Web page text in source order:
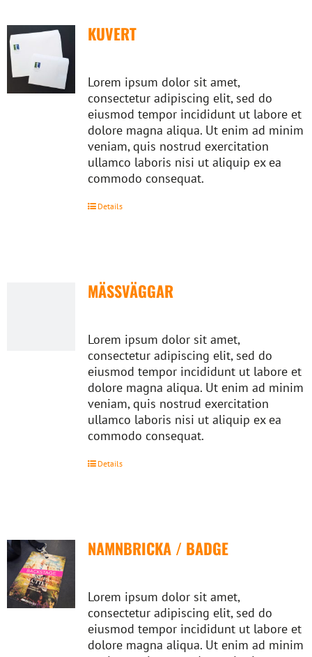
KUVERT
Lorem ipsum dolor sit amet,
consectetur adipiscing elit, sed do
eiusmod tempor incididunt ut labore et
dolore magna aliqua. Ut enim ad minim
veniam, quis nostrud exercitation
ullamco laboris nisi ut aliquip ex ea
commodo consequat.
Details
MÄSSVÄGGAR
Lorem ipsum dolor sit amet,
consectetur adipiscing elit, sed do
eiusmod tempor incididunt ut labore et
dolore magna aliqua. Ut enim ad minim
veniam, quis nostrud exercitation
ullamco laboris nisi ut aliquip ex ea
commodo consequat.
Details
NAMNBRICKA / BADGE
Lorem ipsum dolor sit amet,
consectetur adipiscing elit, sed do
eiusmod tempor incididunt ut labore et
dolore magna aliqua. Ut enim ad minim